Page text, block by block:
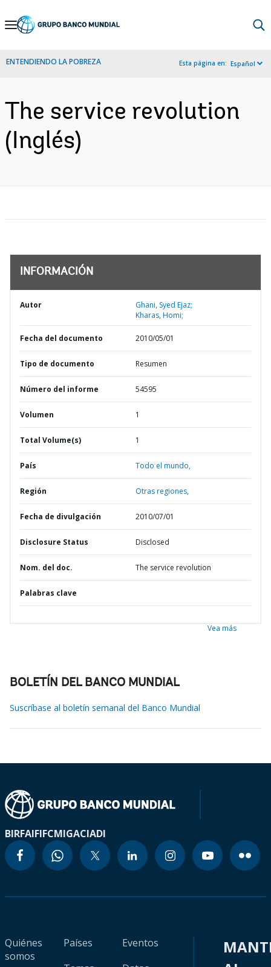
Skip
Navigation
ENTENDIENDO LA POBREZA Esta página en: Español
The service revolution
(Inglés)
INFORMACIÓN
Autor
Ghani, Syed Ejaz;
Kharas, Homi;
Fecha del documento 2010/05/01
Tipo de documento Resumen
Número del informe 54595
Volumen 1
Total Volume(s) 1
País Todo el mundo,
Región Otras regiones,
Fecha de divulgación 2010/07/01
Disclosure Status Disclosed
Nom. del doc. The service revolution
Palabras clave
Vea más
BOLETÍN DEL BANCO MUNDIAL
Suscríbase al boletín semanal del Banco Mundial
BIRFAIFIFCMIGACIADI
Quiénes
somos
Países
Eventos